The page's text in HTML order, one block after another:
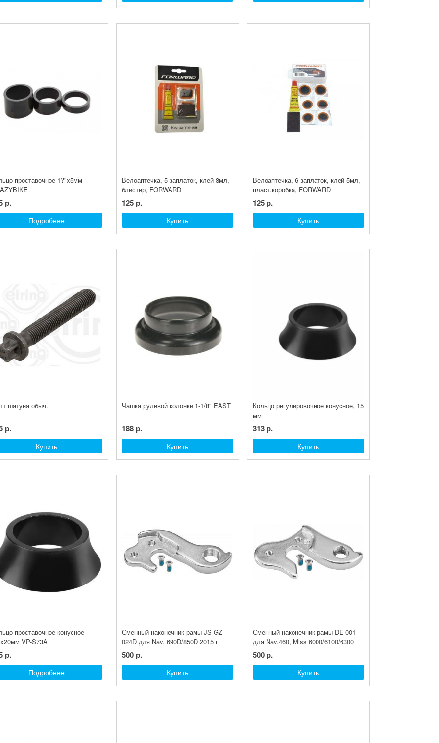
проставочное 1?"x5мм
р.
Подробнее
Велоаптечка, 5 заплаток, клей 8мл,
блистер, FORWARD
125 р.
Купить
Велоаптечка, 6 заплаток, клей 5мл,
пласт.коробка, FORWARD
125 р.
Купить
шатуна обыч.
р.
Купить
Чашка рулевой колонки 1-1/8" EAST
188 р.
Купить
Кольцо регулировочное конусное, 15
мм
313 р.
Купить
проставочное конусное
VP-S73A
р.
Подробнее
Сменный наконечник рамы JS-GZ-
024D для Nav. 690D/850D 2015 г.
500 р.
Купить
Сменный наконечник рамы DE-001
для Nav.460, Miss 6000/6100/6300
500 р.
Купить